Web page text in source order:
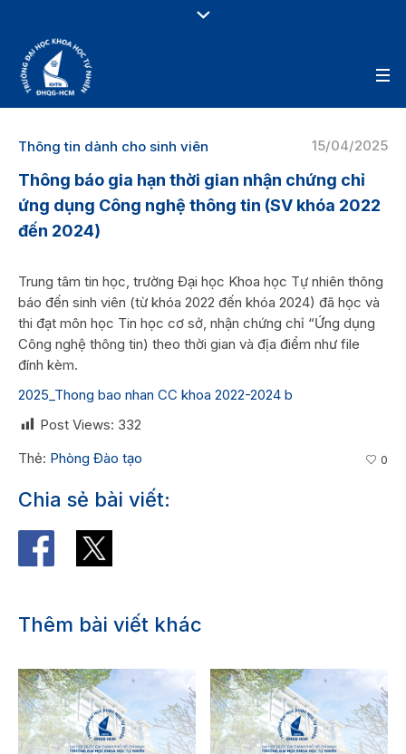
15/04/2025
Thông tin dành cho sinh viên
Thông báo gia hạn thời gian nhận chứng chỉ
ứng dụng Công nghệ thông tin (SV khóa 2022
đến 2024)
Trung tâm tin học, trường Đại học Khoa học Tự nhiên thông
báo đến sinh viên (từ khóa 2022 đến khóa 2024) đã học và
thi đạt môn học Tin học cơ sở, nhận chứng chỉ “Ứng dụng
Công nghệ thông tin) theo thời gian và địa điểm như file
đính kèm.
2025_Thong bao nhan CC khoa 2022-2024 b
Post Views: 332
Thẻ: Phòng Đào tạo 0
Chia sẻ bài viết:
Thêm bài viết khác